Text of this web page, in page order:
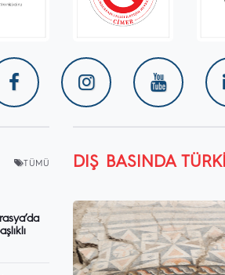
TÜMÜ DIŞ BASINDA